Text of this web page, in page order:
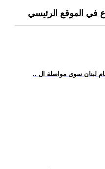
في الموقع الرئيسي
لبنان سوى مواصلة ال